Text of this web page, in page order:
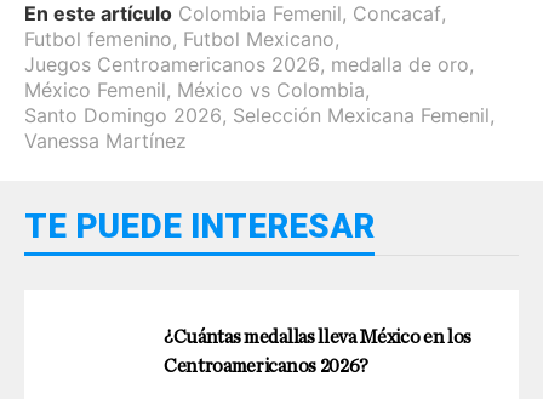
En este artículo Colombia Femenil, Concacaf,
Futbol femenino, Futbol Mexicano,
Juegos Centroamericanos 2026, medalla de oro,
México Femenil, México vs Colombia,
Santo Domingo 2026, Selección Mexicana Femenil,
Vanessa Martínez
TE PUEDE INTERESAR
¿Cuántas medallas lleva México en los
Centroamericanos 2026?